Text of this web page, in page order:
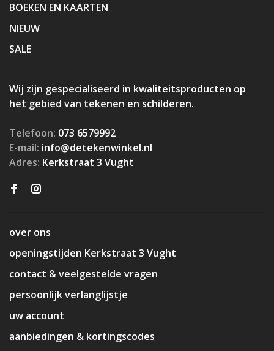
BOEKEN EN KAARTEN
NIEUW
SALE
Wij zijn gespecialiseerd in kwaliteitsproducten op
het gebied van tekenen en schilderen.
Telefoon: 073 6579992
E-mail: info@detekenwinkel.nl
Adres: Kerkstraat 3 Vught
over ons
openingstijden Kerkstraat 3 Vught
contact & veelgestelde vragen
persoonlijk verlanglijstje
uw account
aanbiedingen & kortingscodes